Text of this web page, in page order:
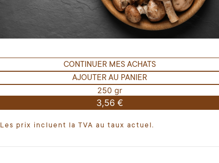
CONTINUER MES ACHATS
AJOUTER AU PANIER
250 gr
3,56 €
Les prix incluent la TVA au taux actuel.